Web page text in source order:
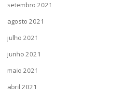
setembro 2021
agosto 2021
julho 2021
junho 2021
maio 2021
abril 2021